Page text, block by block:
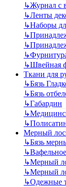
↳Журнал с
↳Ленты
↳Наборы
↳
↳
↳
↳Швейная
Ткани для
↳Бязь
↳Бязь
↳Габардин
↳
↳
Мерный
↳Бязь
↳
↳Мерный
↳Мерный
↳Одежные